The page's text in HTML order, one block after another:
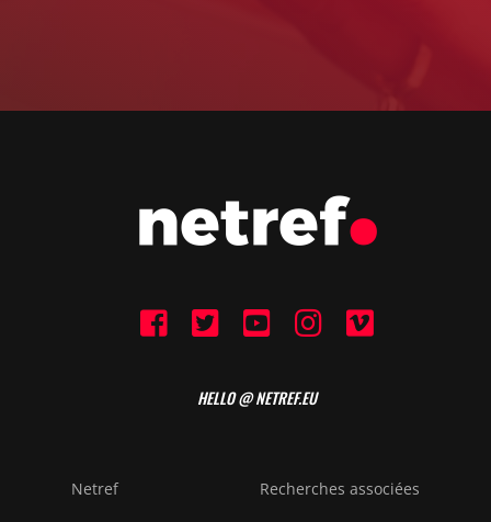
HELLO @ NETREF.EU
Netref Recherches associées